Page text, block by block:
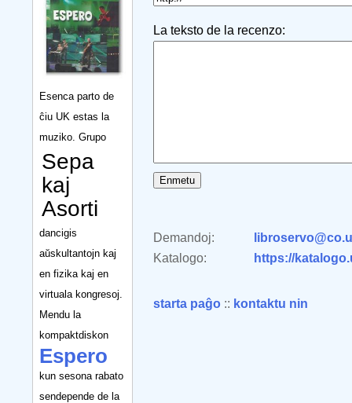
Esenca parto de
ĉiu UK estas la
muziko. Grupo
Sepa
kaj
Asorti
dancigis
aŭskultantojn kaj
en fizika kaj en
virtuala kongresoj.
Mendu la
kompaktdiskon
Espero
kun sesona rabato
sendepende de la
La teksto de la recenzo:
Demandoj:
Katalogo:
https://
starta paĝo :: kontaktu nin